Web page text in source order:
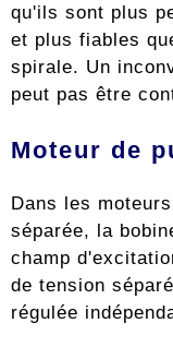
qu'ils sont plus
et plus fiables
spirale. Un
peut pas être
Moteur de
Dans les
séparée, la
champ
de tension
régulée